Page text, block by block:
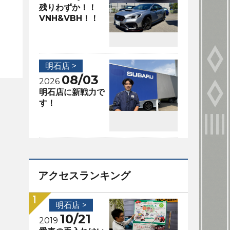
残りわずか！！
VNH&VBH！！
明石店 >
2026 08/03
明石店に新戦力で
す！
アクセスランキング
明石店 >
2019 10/21